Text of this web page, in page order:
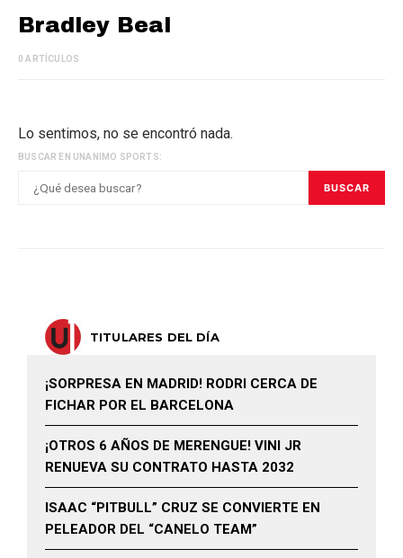
Bradley Beal
0 ARTÍCULOS
Lo sentimos, no se encontró nada.
BUSCAR EN UNANIMO SPORTS:
BUSCAR
TITULARES DEL DÍA
¡SORPRESA EN MADRID! RODRI CERCA DE
FICHAR POR EL BARCELONA
¡OTROS 6 AÑOS DE MERENGUE! VINI JR
RENUEVA SU CONTRATO HASTA 2032
ISAAC “PITBULL” CRUZ SE CONVIERTE EN
PELEADOR DEL “CANELO TEAM”